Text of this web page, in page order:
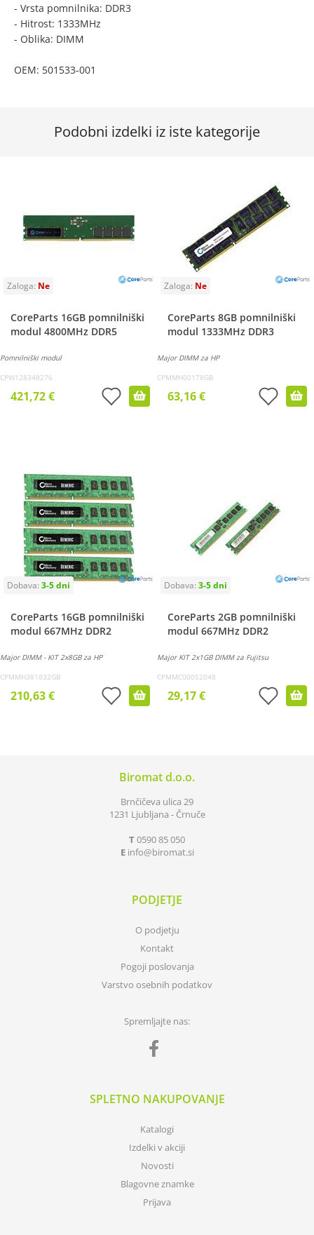
- Vrsta pomnilnika: DDR3
- Hitrost: 1333MHz
- Oblika: DIMM
OEM: 501533-001
Podobni izdelki iz iste kategorije
CoreParts 16GB pomnilniški
modul 4800MHz DDR5
Pomnilniški modul
CPW128348276
421,72 €
CoreParts 8GB pomnilniški
modul 1333MHz DDR3
Major DIMM za HP
CPMMH00178GB
63,16 €
CoreParts 16GB pomnilniški
modul 667MHz DDR2
Major DIMM - KIT 2x8GB za HP
CPMMH381832GB
210,63 €
CoreParts 2GB pomnilniški
modul 667MHz DDR2
Major KIT 2x1GB DIMM za Fujitsu
CPMMC00052048
29,17 €
Biromat d.o.o.
Brnčičeva ulica 29
1231 Ljubljana - Črnuče
T0590 85 050
E info biromat.si
PODJETJE
O podjetju
Kontakt
Pogoji poslovanja
Varstvo osebnih podatkov
Spremljajte nas:
SPLETNO NAKUPOVANJE
Katalogi
Izdelki v akciji
Novosti
Blagovne znamke
Prijava